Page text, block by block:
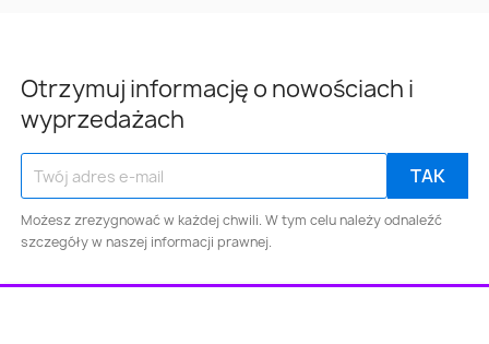
Otrzymuj informację o nowościach i
wyprzedażach
Możesz zrezygnować w każdej chwili. W tym celu należy odnaleźć
szczegóły w naszej informacji prawnej.